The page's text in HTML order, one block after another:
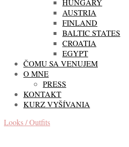
HUNGARY
AUSTRIA
FINLAND
BALTIC STATES
CROATIA
EGYPT
ČOMU SA VENUJEM
O MNE
PRESS
KONTAKT
KURZ VYŠÍVANIA
Looks / Outfits